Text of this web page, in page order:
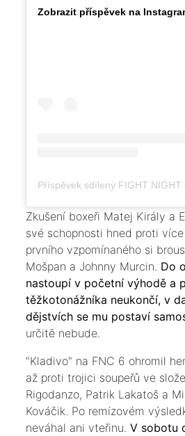
Zobrazit příspěvek na
Zkušení boxeři Matej Király a
své schopnosti hned proti
prvního vzpomínaného si
Mošpan a Johnny Murcin. Do
nastoupí v početní výhodě a
těžkotonážníka neukončí, v
dějstvích se mu postaví
určitě nebude.
"Kladivo" na FNC 6 ohromil
až proti trojici soupeřů ve
Rigodanzo, Patrik Lakatoš a
Kováčik. Po remízovém
neváhal ani vteřinu.V sobotu